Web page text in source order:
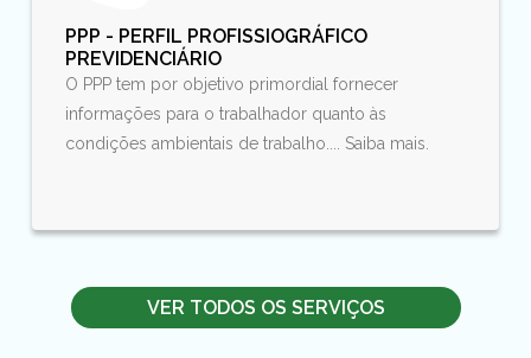
PPP - PERFIL PROFISSIOGRÁFICO
PREVIDENCIÁRIO
O PPP tem por objetivo primordial fornecer
informações para o trabalhador quanto às
condições ambientais de trabalho.... Saiba mais.
VER TODOS OS SERVIÇOS